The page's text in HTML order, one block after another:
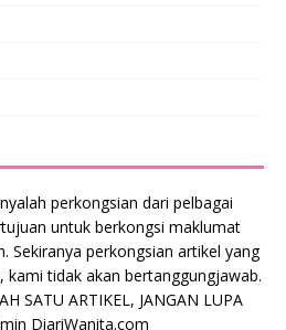
perkongsian dari pelbagai
untuk berkongsi maklumat
Sekiranya perkongsian artikel yang
kami tidak akan bertanggungjawab.
SATU ARTIKEL, JANGAN LUPA
DiariWanita.com